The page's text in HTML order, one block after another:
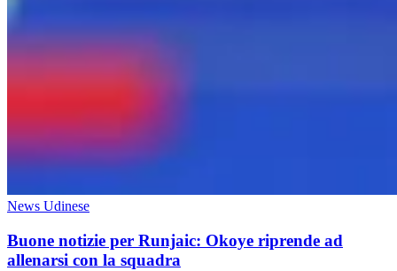
News Udinese
Buone notizie per Runjaic: Okoye riprende ad
allenarsi con la squadra